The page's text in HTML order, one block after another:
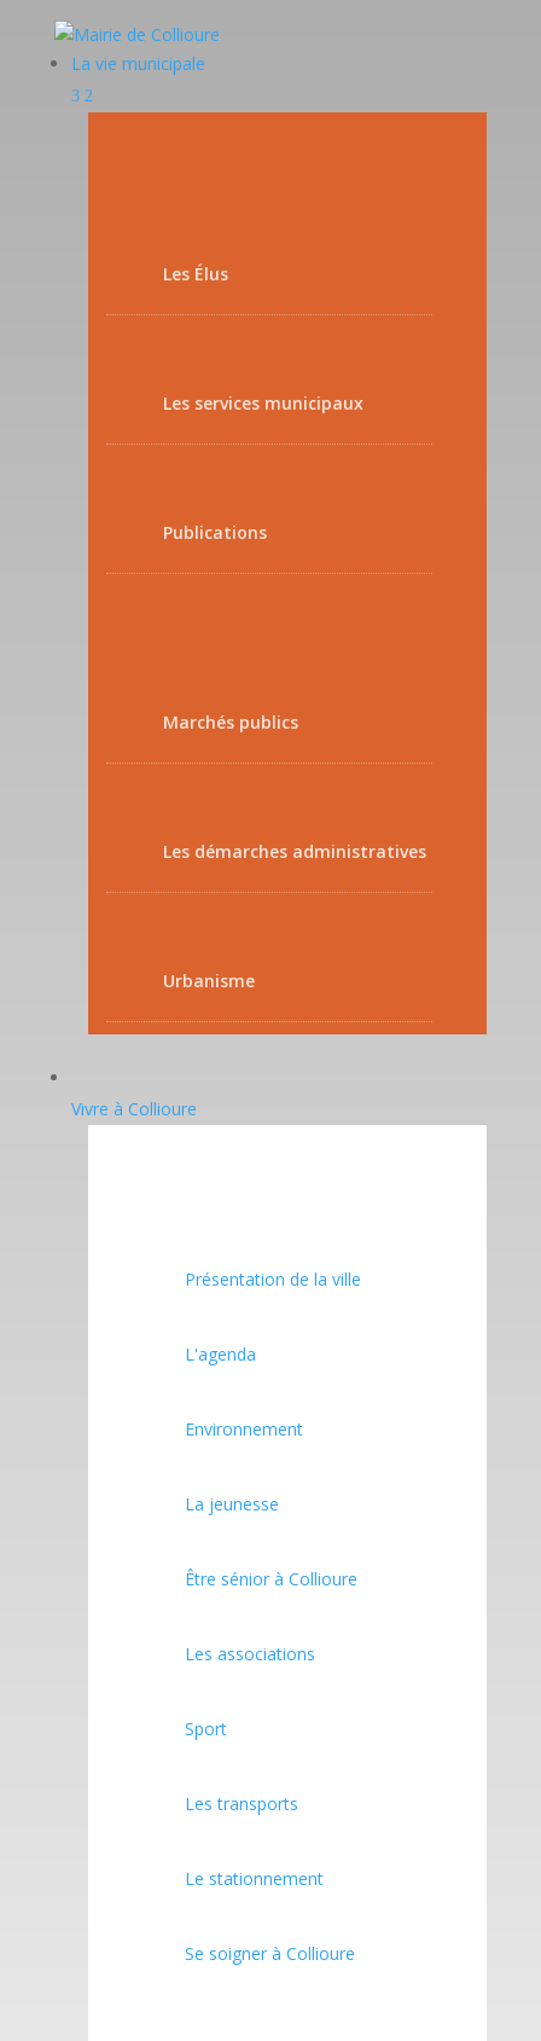
La vie municipale
Les Élus
Les services municipaux
Publications
Marchés publics
Les démarches administratives
Urbanisme
Vivre à Collioure
Présentation de la ville
L'agenda
Environnement
La jeunesse
Être sénior à Collioure
Les associations
Sport
Les transports
Le stationnement
Se soigner à Collioure